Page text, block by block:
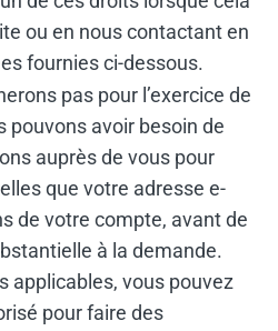
ou en nous contactant en
fournies ci-dessous.
pas pour l’exercice de
pouvons avoir besoin de
auprès de vous pour
que votre adresse e-
de votre compte, avant de
à la demande.
applicables, vous pouvez
pour faire des